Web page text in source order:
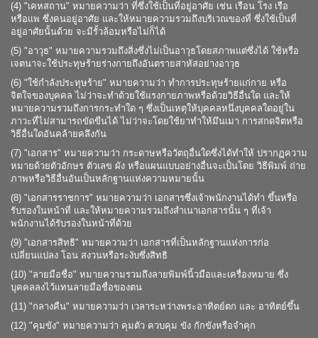
(4) "เคหสถาน" หมายความว่า ที่ซึ่งใช้เป็นที่อยู่อาศัย เช่น เรือน โรง เรือ
หรือแพ ซึ่งคนอยู่อาศัย และให้หมายความรวมถึงบริเวณของที่ ซึ่งใช้เป็นที่
อยู่อาศัยนั้นด้วย จะมีรั้วล้อมหรือไม่ก็ได้
(5) "อาวุธ" หมายความรวมถึงสิ่งซึ่งไม่เป็นอาวุธโดยสภาพแต่ซึ่งได้ ใช้หรือ
เจตนาจะใช้ประทุษร้ายร่างกายถึงอันตรายสาหัสอย่างอาวุธ
(6) "ใช้กำลังประทุษร้าย" หมายความว่า ทำการประทุษร้ายแก่กาย หรือ
จิตใจของบุคคล ไม่ว่าจะทำด้วยใช้แรงกายภาพหรือด้วยวิธีอื่นใด และให้
หมายความรวมถึงการกระทำใด ๆ ซึ่งเป็นเหตุให้บุคคลหนึ่งบุคคลใดอยู่ใน
ภาวะที่ไม่สามารถขัดขืนได้ ไม่ว่าจะโดยใช้ยาทำให้มึนเมา การสกดจิตหรือ
วิธีอื่นใดอันคล้ายคลึงกัน
(7) "เอกสาร" หมายความว่า กระดาษหรือวัตถุอื่นใดซึ่งได้ทำให้ ปรากฏความ
หมายด้วยตัวอักษร ตัวเลข ผัง หรือแผนแบบอย่างอื่นจะเป็นโดย วิธีพิมพ์ ถ่าย
ภาพหรือวิธีอื่นอันเป็นหลักฐานแห่งความหมายนั้น
(8) "เอกสารราชการ" หมายความว่า เอกสารซึ่งเจ้าพนักงานได้ทำ ขึ้นหรือ
รับรองในหน้าที่ และให้หมายความรวมถึงสำเนาเอกสารนั้น ๆ ที่เจ้า
พนักงานได้รับรองในหน้าที่ด้วย
(9) "เอกสารสิทธิ" หมายความว่า เอกสารที่เป็นหลักฐานแห่งการก่อ
เปลี่ยนแปลง โอน สงวนหรือระงับซึ่งสิทธิ
(10) "ลายมือชื่อ" หมายความรวมถึงลายพิมพ์นิ้วมือและเครื่องหมาย ซึ่ง
บุคคลลงไว้แทนลายมือชื่อของตน
(11) "กลางคืน" หมายความว่า เวลาระหว่างพระอาทิตย์ตก และ อาทิตย์ขึ้น
(12) "คุมขัง" หมายความว่า คุมตัว ควบคุม ขัง กักขังหรือจำคุก